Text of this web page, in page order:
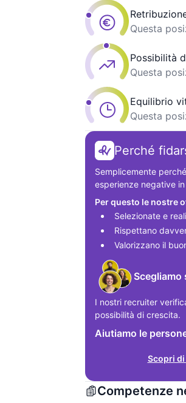
Questa
Possibilità
Questa
Equilibrio
Questa
Perché
Semplicemente
esperienze negative
Per questo le nostre
Selezionate e
Rispettano
Valorizzano il
Scegliamo
I nostri recruiter
possibilità di crescita.
Aiutiamo le
Scopri
Competenze